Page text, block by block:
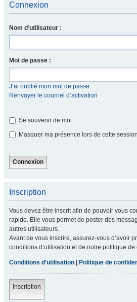
Connexion
Nom d’utilisateur :
Mot de passe :
J’ai oublié mon mot de passe
Renvoyer le courriel d’activation
Se souvenir de moi
Masquer ma présence lors de cette session
Inscription
Vous devez être inscrit afin de pouvoir vous
rapide. Elle vous permet de poster des
autres utilisateurs.
Avant de vous inscrire, assurez-vous d’avoir
conditions d’utilisation et de notre politique
Conditions d’utilisation Politique de
Inscription